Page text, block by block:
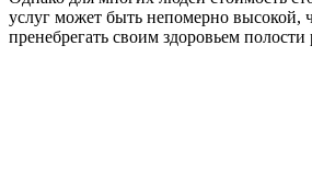
услуг может быть непомерно высокой,
пренебрегать своим здоровьем полости